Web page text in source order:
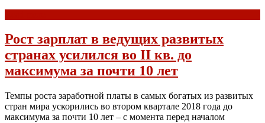
Рост зарплат в ведущих развитых
странах усилился во II кв. до
максимума за почти 10 лет
Темпы роста заработной платы в самых богатых из развитых
стран мира ускорились во втором квартале 2018 года до
максимума за почти 10 лет – с момента перед началом